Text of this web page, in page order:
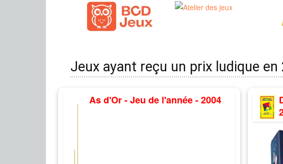
Jeux ayant reçu un prix ludique en
As d'Or - Jeu de l'année - 2004